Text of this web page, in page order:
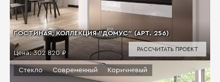
ГОСТИНАЯ, КОЛЛЕКЦИЯ "ДОМУС" (АРТ. 256)
Цена:302 820 ₽
РАССЧИТАТЬ ПРОЕКТ
Стекло Современный Коричневый